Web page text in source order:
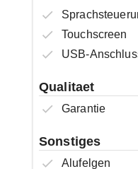
Touchscreen
USB-
Qualitaet
Garantie
Sonstiges
Alufelgen